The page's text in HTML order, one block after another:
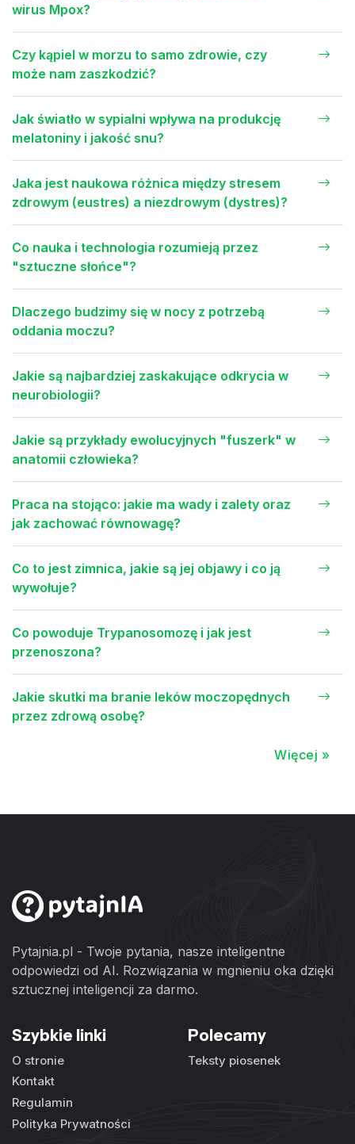
wirus Mpox?
Czy kąpiel w morzu to samo zdrowie, czy
może nam zaszkodzić?
Jak światło w sypialni wpływa na produkcję
melatoniny i jakość snu?
Jaka jest naukowa różnica między stresem
zdrowym (eustres) a niezdrowym (dystres)?
Co nauka i technologia rozumieją przez
"sztuczne słońce"?
Dlaczego budzimy się w nocy z potrzebą
oddania moczu?
Jakie są najbardziej zaskakujące odkrycia w
neurobiologii?
Jakie są przykłady ewolucyjnych "fuszerk" w
anatomii człowieka?
Praca na stojąco: jakie ma wady i zalety oraz
jak zachować równowagę?
Co to jest zimnica, jakie są jej objawy i co ją
wywołuje?
Co powoduje Trypanosomozę i jak jest
przenoszona?
Jakie skutki ma branie leków moczopędnych
przez zdrową osobę?
Więcej »
Pytajnia.pl - Twoje pytania, nasze inteligentne
odpowiedzi od AI. Rozwiązania w mgnieniu oka dzięki
sztucznej inteligencji za darmo.
Szybkie linki
O stronie
Kontakt
Regulamin
Polityka Prywatności
Polecamy
Teksty piosenek